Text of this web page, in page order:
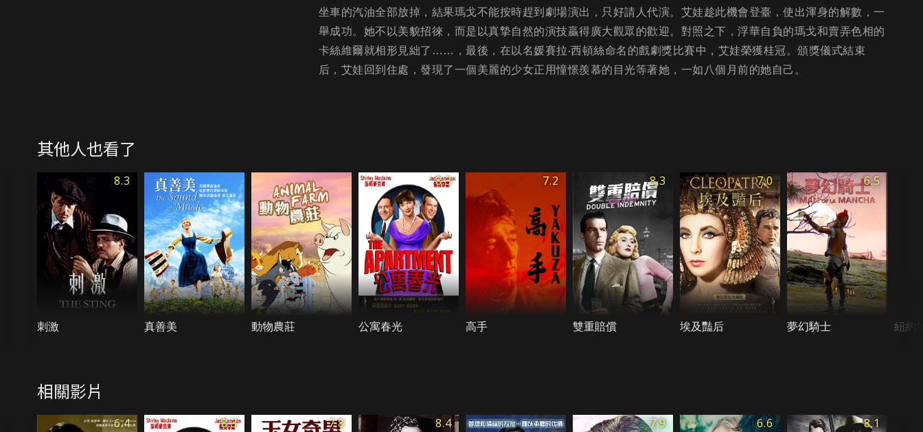
坐車的汽油全部放掉，結果瑪戈不能按時趕到劇場演出，只好請人代演。艾娃趁此機會登臺，使出渾身的解數，一
舉成功。她不以美貌招徠，而是以真摯自然的演技贏得廣大觀眾的歡迎。對照之下，浮華自負的瑪戈和賣弄色相的
卡絲維爾就相形見絀了……，最後，在以名媛賽拉‧西頓絲命名的戲劇獎比賽中，艾娃榮獲桂冠。頒獎儀式結束
后，艾娃回到住處，發現了一個美麗的少女正用憧憬羨慕的目光等著她，一如八個月前的她自己。
其他人也看了
8.3
刺激 真善美 動物農莊
8.3
公寓春光
7.2
高手
8.3
雙重賠償
7.0
埃及豔后
6.5
夢幻騎士 紐約
相關影片
6.4 8.3 7.8 8.4 7.9 6.6 8.1